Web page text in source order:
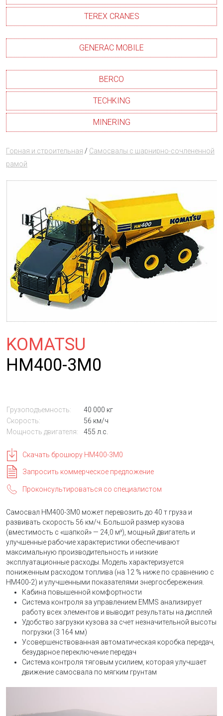
TEREX CRANES
GENERAC MOBILE
BERCO
TECHKING
MINERING
Горная и строительная / Самосвалы с шарнирно-сочлененной
рамой
KOMATSU
HM400-3M0
Грузоподъемность:
40 000 кг
Скорость:
56 км/ч
Мощность двигателя:
455 л.с.
Скачать брошюру HM400-3M0
Запросить коммерческое предложение
Проконсультироваться со специалистом
Самосвал HM400-3M0 может перевозить до 40 т груза и
развивать скорость 56 км/ч. Большой размер кузова
(вместимость с «шапкой» — 24,0 м³), мощный двигатель и
улучшенные рабочие характеристики обеспечивают
максимальную производительность и низкие
эксплуатационные расходы. Модель характеризуется
пониженным расходом топлива (на 12 % ниже по сравнению с
HM400-2) и улучшенными показателями энергосбережения.
Кабина повышенной комфортности
Система контроля за управлением EMMS анализирует
работу всех элементов и выводит результаты на дисплей
Удобство загрузки кузова за счет незначительной высоты
погрузки (3 164 мм)
Усовершенствованная автоматическая коробка передач,
безударное переключение передач
Система контроля тяговым усилием, которая улучшает
движение самосвала по мягким грунтам